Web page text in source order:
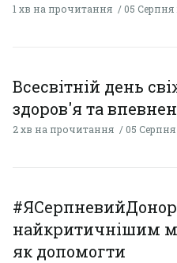
1 хв на прочитання 05 Серпня
Всесвітній день
здоров'я та
2 хв на прочитання 05 Серпня
найкритичнішим
як допомогти